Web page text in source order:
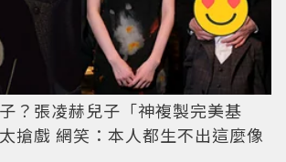
？張凌赫兒子「神複製完美基
搶戲 網笑：本人都生不出這麼像